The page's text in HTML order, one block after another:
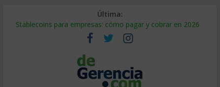
Última:
Stablecoins para empresas: cómo pagar y cobrar en 2026
Despido silencioso: qué es y por qué sale tan caro
IA en selección de personal: cómo auditarla a tiempo
Trabajo forzoso en la cadena de suministro: qué hacer
Mercado hispano de EE. UU.: cómo segmentarlo y venderle